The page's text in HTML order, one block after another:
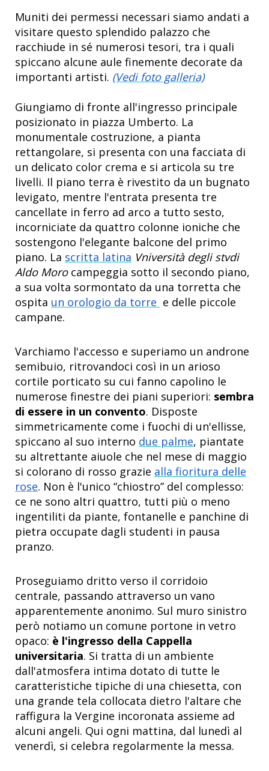
Muniti dei permessi necessari siamo andati a
visitare questo splendido palazzo che
racchiude in sé numerosi tesori, tra i quali
spiccano alcune aule finemente decorate da
importanti artisti. (Vedi foto galleria)
Giungiamo di fronte all'ingresso principale
posizionato in piazza Umberto. La
monumentale costruzione, a pianta
rettangolare, si presenta con una facciata di
un delicato color crema e si articola su tre
livelli. Il piano terra è rivestito da un bugnato
levigato, mentre l'entrata presenta tre
cancellate in ferro ad arco a tutto sesto,
incorniciate da quattro colonne ioniche che
sostengono l'elegante balcone del primo
piano. La scritta latina Vniversità degli stvdi
Aldo Morocampeggia sotto il secondo piano,
a sua volta sormontato da una torretta che
ospita un orologio da torre e delle piccole
campane.
Varchiamo l'accesso e superiamo un androne
semibuio, ritrovandoci così in un arioso
cortile porticato su cui fanno capolino le
numerose finestre dei piani superiori: sembra
di essere in un convento. Disposte
simmetricamente come i fuochi di un'ellisse,
spiccano al suo interno due palme, piantate
su altrettante aiuole che nel mese di maggio
si colorano di rosso grazie alla fioritura delle
rose. Non è l'unico “chiostro” del complesso:
ce ne sono altri quattro, tutti più o meno
ingentiliti da piante, fontanelle e panchine di
pietra occupate dagli studenti in pausa
pranzo.
Proseguiamo dritto verso il corridoio
centrale, passando attraverso un vano
apparentemente anonimo. Sul muro sinistro
però notiamo un comune portone in vetro
opaco: è l'ingresso della Cappella
universitaria. Si tratta di un ambiente
dall'atmosfera intima dotato di tutte le
caratteristiche tipiche di una chiesetta, con
una grande tela collocata dietro l'altare che
raffigura la Vergine incoronata assieme ad
alcuni angeli. Qui ogni mattina, dal lunedì al
venerdì, si celebra regolarmente la messa.